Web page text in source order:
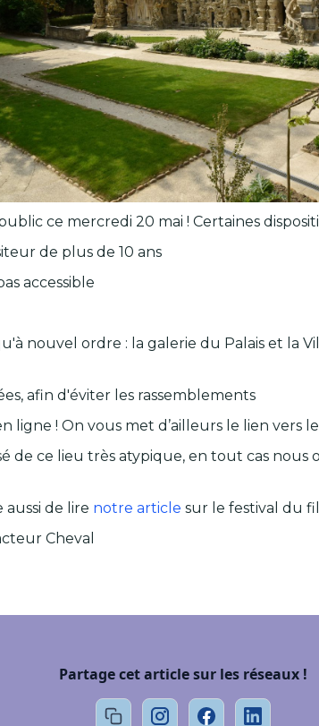
ce mercredi 20 mai ! Certaines
de plus de 10 ans
accessible
nouvel ordre : la galerie du Palais et la
afin d'éviter les rassemblements
ligne ! On vous met d’ailleurs le lien vers
de ce lieu très atypique, en tout cas
de lire notre article sur le festival du
Cheval
Partage cet article sur les réseaux !